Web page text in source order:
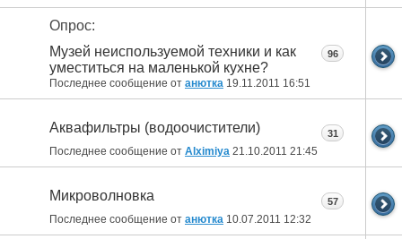
Опрос:
Музей неиспользуемой техники и как
уместиться на маленькой кухне?
Последнее сообщение от анютка 19.11.2011 16:51
96
Аквафильтры (водоочистители)
Последнее сообщение от Alximiya 21.10.2011 21:45
31
Микроволновка
Последнее сообщение от анютка 10.07.2011 12:32
57